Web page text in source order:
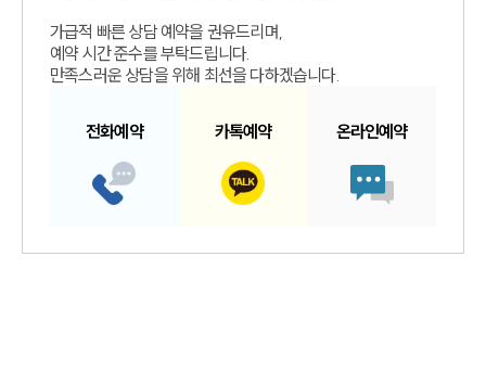
가급적 빠른 상담 예약을 권유드리며,
예약 시간 준수를 부탁드립니다.
만족스러운 상담을 위해 최선을 다하겠습니다.
전화예약 카톡예약 온라인예약